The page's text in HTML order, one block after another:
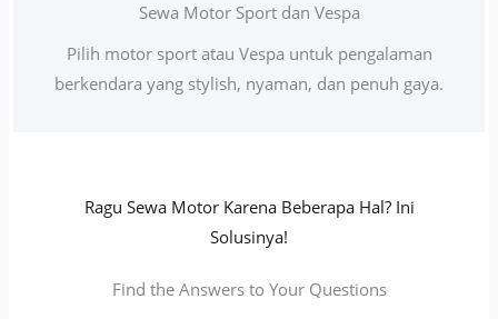
Sewa Motor Sport dan Vespa
Pilih motor sport atau Vespa untuk pengalaman
berkendara yang stylish, nyaman, dan penuh gaya.
Ragu Sewa Motor Karena Beberapa Hal? Ini
Solusinya!
Find the Answers to Your Questions